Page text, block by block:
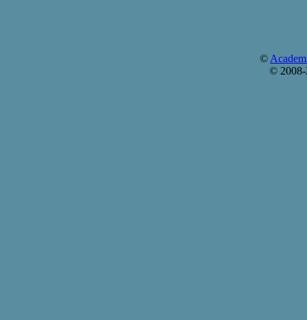
©
© 2008-